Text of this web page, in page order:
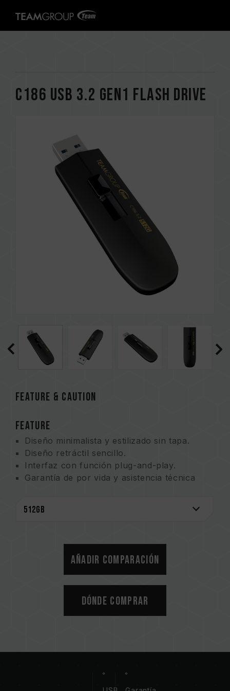
C186 USB 3.2 Gen1 FLASH DRIVE
FEATURE & CAUTION
FEATURE
Diseño minimalista y estilizado sin tapa.
Diseño retráctil sencillo.
Interfaz con función plug-and-play.
Garantía de por vida y asistencia técnica
I67986
Añadir comparación
Dónde comprar